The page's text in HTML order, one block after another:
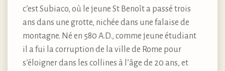
c’est Subiaco, où le jeune St Benoît a passé trois
ans dans une grotte, nichée dans une falaise de
montagne. Né en 580 A.D., comme jeune étudiant
il a fui la corruption de la ville de Rome pour
s’éloigner dans les collines à l’âge de 20 ans, et